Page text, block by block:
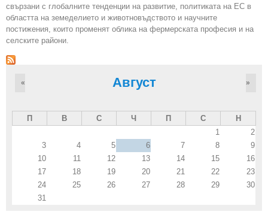
свързани с глобалните тенденции на развитие, политиката на ЕС в
областта на земеделието и животновъдството и научните
постижения, които променят облика на фермерската професия и на
селските райони.
Август
« »
П В С Ч П С
Н
1
2
3
4 5 6 7 8
9
10
11 12 13 14 15
16
17
18 19 20 21 22
23
24
25 26 27 28 29
30
31